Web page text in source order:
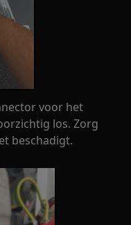
voor het
los. Zorg
beschadigt.